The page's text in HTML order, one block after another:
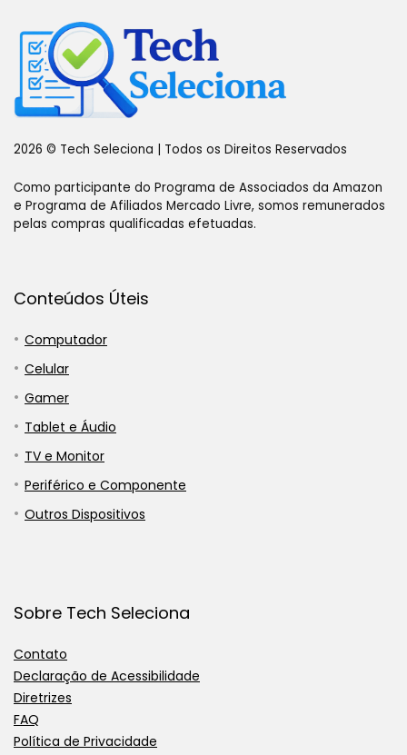
2026 © Tech Seleciona | Todos os Direitos Reservados
Como participante do Programa de Associados da Amazon
e Programa de Afiliados Mercado Livre, somos remunerados
pelas compras qualificadas efetuadas.
Conteúdos Úteis
Computador
Celular
Gamer
Tablet e Áudio
TV e Monitor
Periférico e Componente
Outros Dispositivos
Sobre Tech Seleciona
Contato
Declaração de Acessibilidade
Diretrizes
FAQ
Política de Privacidade